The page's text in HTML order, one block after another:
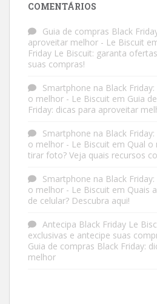
COMENTÁRIOS
Guia de compras Black
aproveitar melhor - Le Biscuit
Friday Le Biscuit: garanta
suas compras!
Smartphone na Black
o melhor - Le Biscuit em Guia
Friday: dicas para aproveitar
Smartphone na Black
o melhor - Le Biscuit em Qual o
tirar foto? Veja quais recursos
Smartphone na Black
o melhor - Le Biscuit em Quais
de celular? Descubra aqui!
Antecipa Black Friday Le
exclusivas e antecipe suas
Guia de compras Black Friday:
melhor